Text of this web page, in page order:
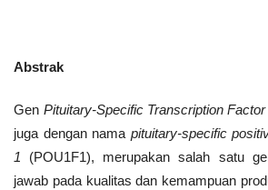
Abstrak
Gen Pituitary-Specific Transcription Factor
juga dengan nama pituitary-specific
1 (POU1F1), merupakan salah satu
jawab pada kualitas dan kemampuan